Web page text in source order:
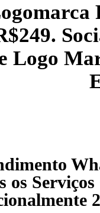
Logo
os